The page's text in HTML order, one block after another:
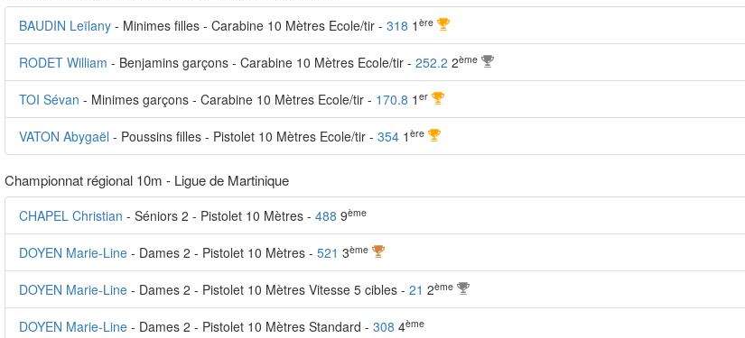
BAUDIN Leïlany - Minimes filles - Carabine 10 Mètres Ecole/tir - 318 1 ère
RODET William - Benjamins garçons - Carabine 10 Mètres Ecole/tir - 252.2 2ème
TOI Sévan - Minimes garçons - Carabine 10 Mètres Ecole/tir - 170.8 1 er
VATON Abygaël - Poussins filles - Pistolet 10 Mètres Ecole/tir - 354 1 ère
Championnat régional 10m - Ligue de Martinique
CHAPEL Christian - Séniors 2 - Pistolet 10 Mètres - 488 9ème
DOYEN Marie-Line - Dames 2 - Pistolet 10 Mètres - 521 3ème
DOYEN Marie-Line - Dames 2 - Pistolet 10 Mètres Vitesse 5 cibles - 21 2ème
DOYEN Marie-Line - Dames 2 - Pistolet 10 Mètres Standard - 308 4ème